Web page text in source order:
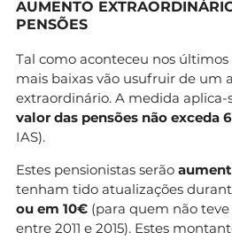
AUMENTO
PENSÕES
Tal como aconteceu nos últimos
mais baixas vão usufruir de um
extraordinário. A medida aplica-
valor das pensões não exceda
IAS).
Estes pensionistas serão
tenham tido atualizações
ou em 10€ (para quem não
entre 2011 e 2015). Estes